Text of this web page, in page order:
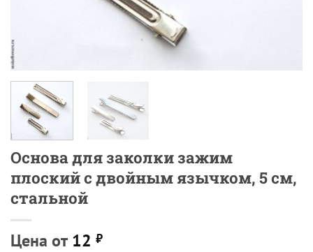
Основа для заколки зажим
плоский с двойным язычком, 5 см,
стальной
Цена от 12 ₽